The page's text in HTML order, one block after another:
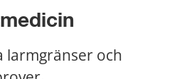
larmgränser och